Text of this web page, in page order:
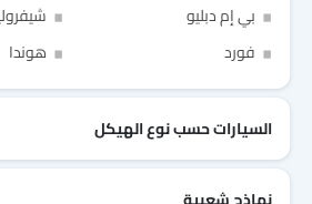
بي إم دبليو
فورد
هوندا
السيارات حسب نوع الهيكل
to theشروط الاستخدامand سياسة
Link Your Google Account
Your Facebook Account